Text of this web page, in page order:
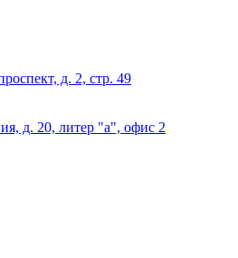
д. 2, стр. 49
д. 20, литер "a", офис 2